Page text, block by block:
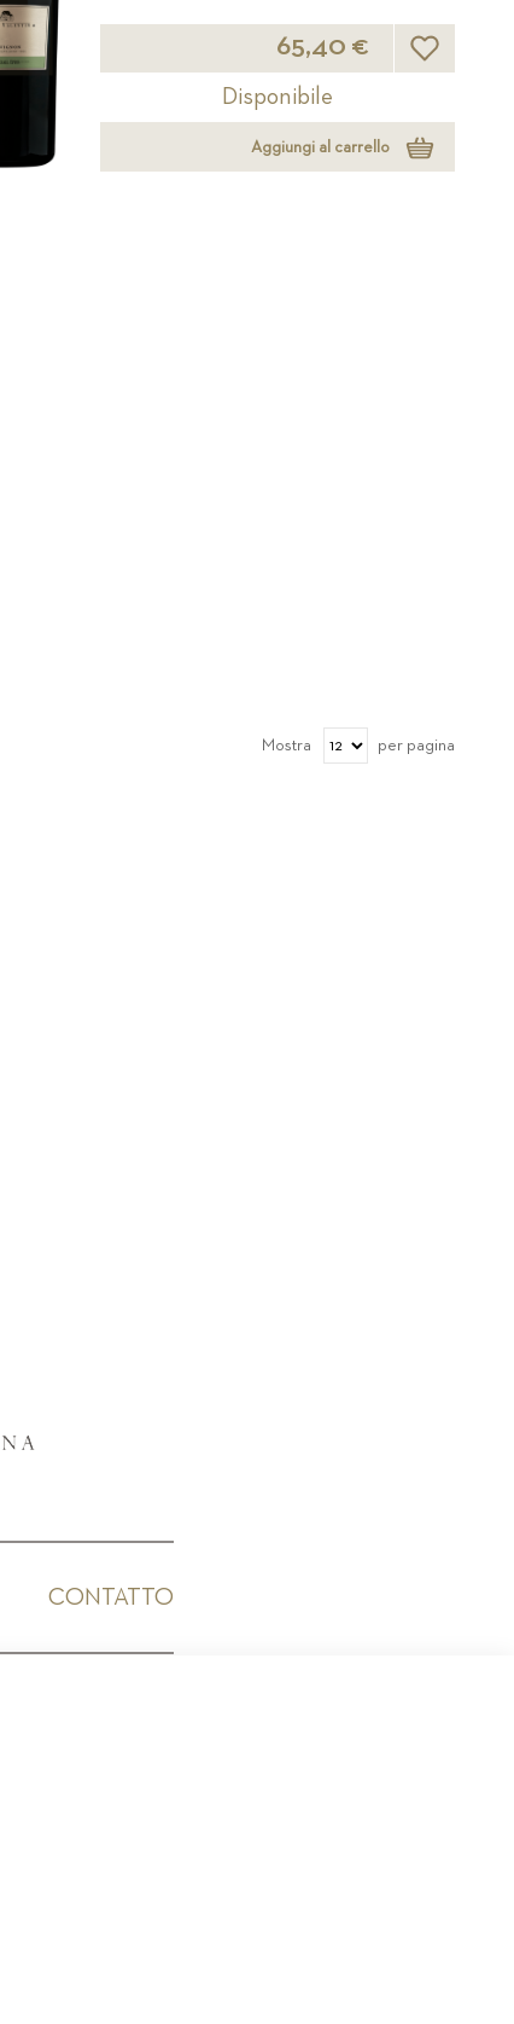
65,40 € Lista
Disponibile
Aggiungi al carrello
Mostra per pagina
CONTATTO